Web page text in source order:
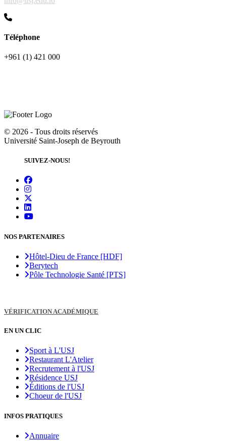
Téléphone
+961 (1) 421 000
© 2026 - Tous droits réservés
Université Saint-Joseph de Beyrouth
SUIVEZ-NOUS!
NOS PARTENAIRES
Hôtel-Dieu de France [HDF]
Berytech
Pôle Technologie Santé [PTS]
VÉRIFICATION ACADÉMIQUE
EN UN CLIC
Sport à L'USJ
Restaurant L'Atelier
Recrutement à l'USJ
Résidence USJ
Éditions de l'USJ
Choeur de l'USJ
INFOS PRATIQUES
Annuaire